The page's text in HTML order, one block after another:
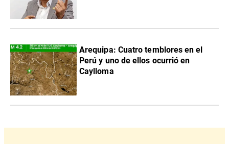
Arequipa: Cuatro temblores en el
Perú y uno de ellos ocurrió en
Caylloma